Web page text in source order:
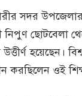
সদর
নিপুণ ছোটবেলা
হয়েছেন।
করছিলেন ওই